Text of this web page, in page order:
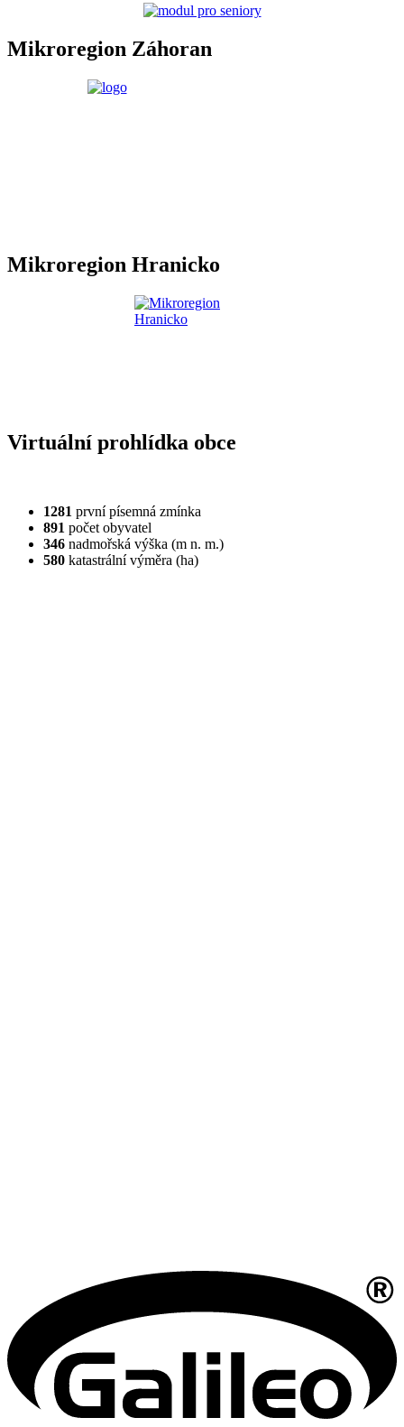
Mikroregion Záhoran
Mikroregion Hranicko
Virtuální prohlídka obce
1281 první písemná zmínka
891 počet obyvatel
346 nadmořská výška (m n. m.)
580 katastrální výměra (ha)